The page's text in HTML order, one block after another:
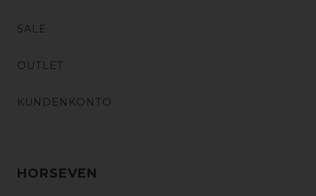
SALE
OUTLET
KUNDENKONTO
HORSEVEN